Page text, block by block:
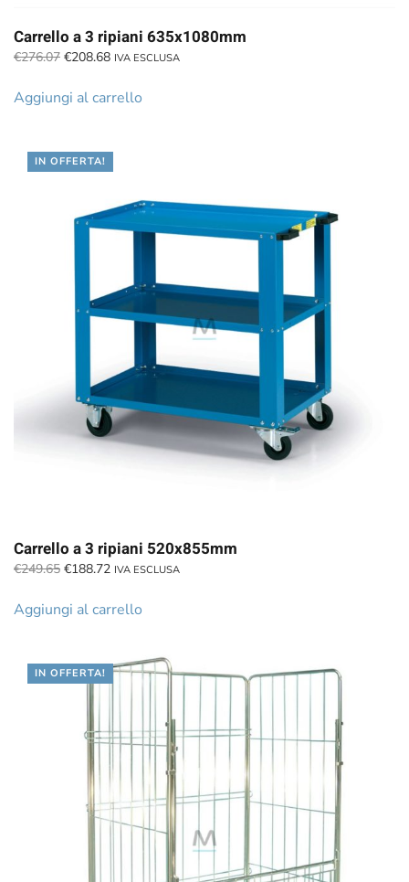
Carrello a 3 ripiani 635x1080mm
€276.07 Il
originale
€208.68Il
attuale
IVA ESCLUSA
Aggiungi al carrello
IN OFFERTA!
Carrello a 3 ripiani 520x855mm
€249.65 Il
originale
€188.72Il
attuale
IVA ESCLUSA
Aggiungi al carrello
IN OFFERTA!